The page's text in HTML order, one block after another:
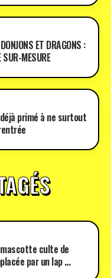
ET DRAGONS :
SUR-MESURE
déjà primé à ne surtout
culte de
par un lap …